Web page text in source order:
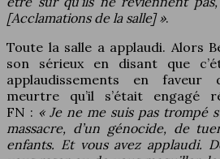
[Acclamations de la salle] ».
Toute la salle a applaudi. Alors
son sérieux en disant que
applaudissements en faveur
meurtre qu’il s’était engagé
FN : « Je ne me suis pas trompé
massacre, d’un génocide, de
enfants. Et vous avez applaudi.